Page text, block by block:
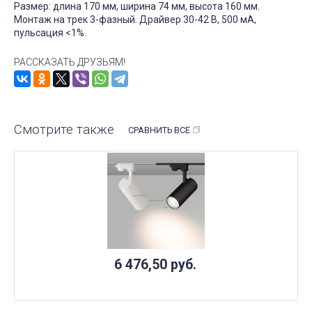
Размер: длина 170 мм, ширина 74 мм, высота 160 мм.
Монтаж на трек 3-фазный. Драйвер 30-42 В, 500 мА,
пульсация <1%.
РАССКАЗАТЬ ДРУЗЬЯМ!
Смотрите также СРАВНИТЬ ВСЕ
6 476,50 руб.